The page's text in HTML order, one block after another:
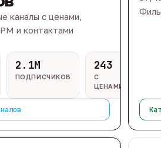
каналы с ценами,
и контактами
2.1M
ПОДПИСЧИКОВ
243
С
ЦЕНАМИ